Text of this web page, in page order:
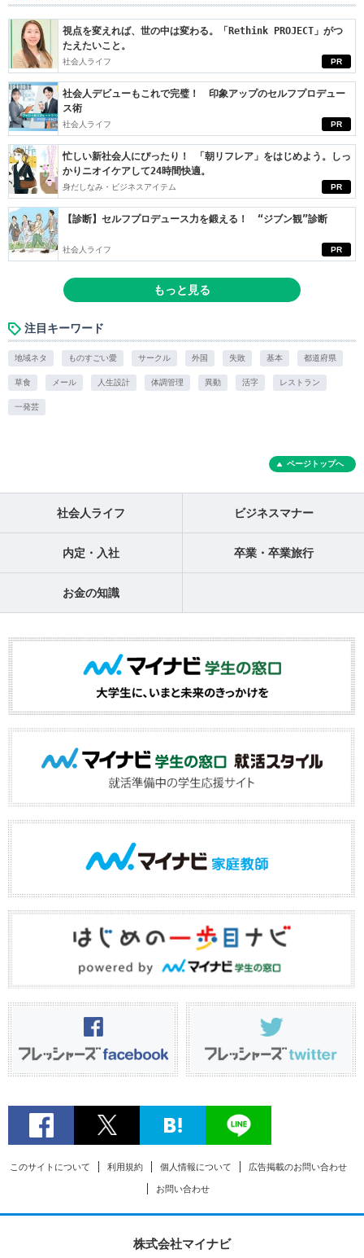
PR
視点を変えれば、世の中は変わる。「Rethink PROJECT」がつ
たえたいこと。
社会人ライフ
PR
社会人デビューもこれで完璧！ 印象アップのセルフプロデュー
ス術
社会人ライフ
PR
忙しい新社会人にぴったり！ 「朝リフレア」をはじめよう。しっ
かりニオイケアして24時間快適。
身だしなみ・ビジネスアイテム
PR
【診断】セルフプロデュース力を鍛える！ “ジブン観”診断
社会人ライフ
もっと見る
注目キーワード
地域ネタ ものすごい愛 サークル 外国 失敗 基本 都道府県
草食 メール 人生設計 体調管理 異動 活字 レストラン
一発芸
ページトップへ
社会人ライフ ビジネスマナー
内定・入社 卒業・卒業旅行
お金の知識
このサイトについて 利用規約 個人情報について 広告掲載のお問い合わせ
お問い合わせ
株式会社マイナビ